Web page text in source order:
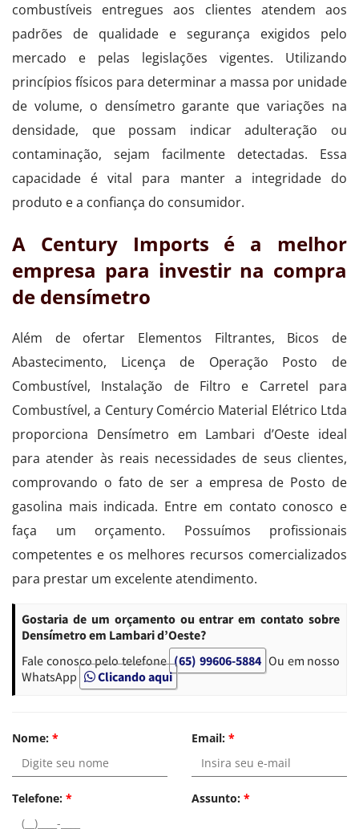
combustíveis entregues aos clientes atendem aos
padrões de qualidade e segurança exigidos pelo
mercado e pelas legislações vigentes. Utilizando
princípios físicos para determinar a massa por unidade
de volume, o densímetro garante que variações na
densidade, que possam indicar adulteração ou
contaminação, sejam facilmente detectadas. Essa
capacidade é vital para manter a integridade do
produto e a confiança do consumidor.
A Century Imports é a melhor
empresa para investir na compra
de densímetro
Além de ofertar Elementos Filtrantes, Bicos de
Abastecimento, Licença de Operação Posto de
Combustível, Instalação de Filtro e Carretel para
Combustível, a Century Comércio Material Elétrico Ltda
proporciona Densímetro em Lambari d’Oeste ideal
para atender às reais necessidades de seus clientes,
comprovando o fato de ser a empresa de Posto de
gasolina mais indicada. Entre em contato conosco e
faça um orçamento. Possuímos profissionais
competentes e os melhores recursos comercializados
para prestar um excelente atendimento.
Gostaria de um orçamento ou entrar em contato sobre
Densímetro em Lambari d’Oeste?
Fale conosco pelo telefone (65) 99606-5884 Ou em nosso
WhatsApp
Clicando aqui
Nome: * Email: *
Telefone: * Assunto: *